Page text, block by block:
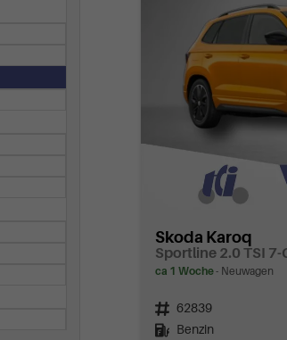
Skoda Karoq
Sportline 2.0 TSI 7-
ca 1 Woche Neuwagen
Fahrzeugnr. 62839
Kraftstoff
Benzin